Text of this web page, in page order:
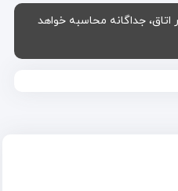
اتاق، جداگانه محاسبه خواهد